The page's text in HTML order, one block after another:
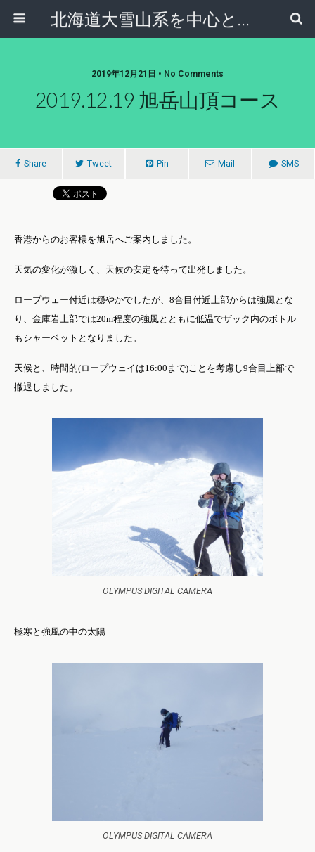
北海道大雪山系を中心とした登山・自然ガイド｜大雪山倶楽部ブログ
2019年12月21日 • No Comments
2019.12.19 旭岳山頂コース
Share Tweet Pin Mail SMS
香港からのお客様を旭岳へご案内しました。
天気の変化が激しく、天候の安定を待って出発しました。
ロープウェー付近は穏やかでしたが、 8合目付近上部からは強風とな
り、金庫岩上部では20m程度の強風とともに低温でザック内のボトル
もシャーベットとなりました。
天候と、時間的(ロープウェイは16:00 まで)ことを考慮し9合目上部で
撤退しました。
OLYMPUS DIGITAL CAMERA
極寒と強風の中の太陽
OLYMPUS DIGITAL CAMERA